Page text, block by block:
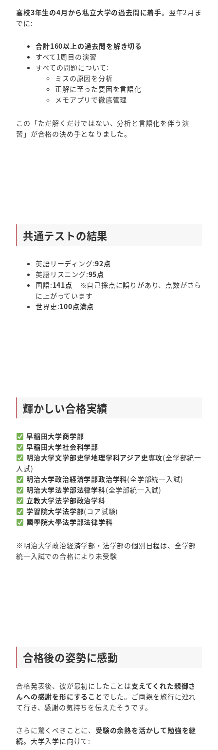
高校3年生の4月から私立大学の過去問に着手。翌年2月ま
でに:
合計160以上の過去問を解き切る
すべて1周目の演習
すべての問題について:
ミスの原因を分析
正解に至った要因を言語化
メモアプリで徹底管理
この「ただ解くだけではない、分析と言語化を伴う演
習」が合格の決め手となりました。
共通テストの結果
英語リーディング:92点
英語リスニング:95点
国語:141点 ※自己採点に誤りがあり、点数がさら
に上がっています
世界史:100点満点
輝かしい合格実績
早稲田大学商学部
早稲田大学社会科学部
明治大学文学部史学地理学科アジア史専攻(全学部統一
入試)
明治大学政治経済学部政治学科(全学部統一入試)
明治大学法学部法律学科(全学部統一入試)
立教大学法学部政治学科
学習院大学法学部(コア試験)
國學院大學法学部法律学科
※明治大学政治経済学部・法学部の個別日程は、全学部
統一入試での合格により未受験
合格後の姿勢に感動
合格発表後、彼が最初にしたことは支えてくれた親御さ
んへの感謝を形にすること でした。ご両親を旅行に連れ
て行き、感謝の気持ちを伝えたそうです。
さらに驚くべきことに、 受験の余熱を活かして勉強を継
続。大学入学に向けて: